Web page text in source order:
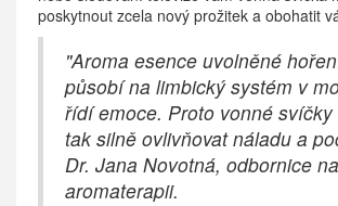
poskytnout zcela nový prožitek a obohatit
"Aroma esence uvolněné
působí na limbický systém v
řídí emoce. Proto vonné svíčky
tak silně ovlivňovat náladu a
Dr. Jana Novotná, odbornice na
aromaterapii.